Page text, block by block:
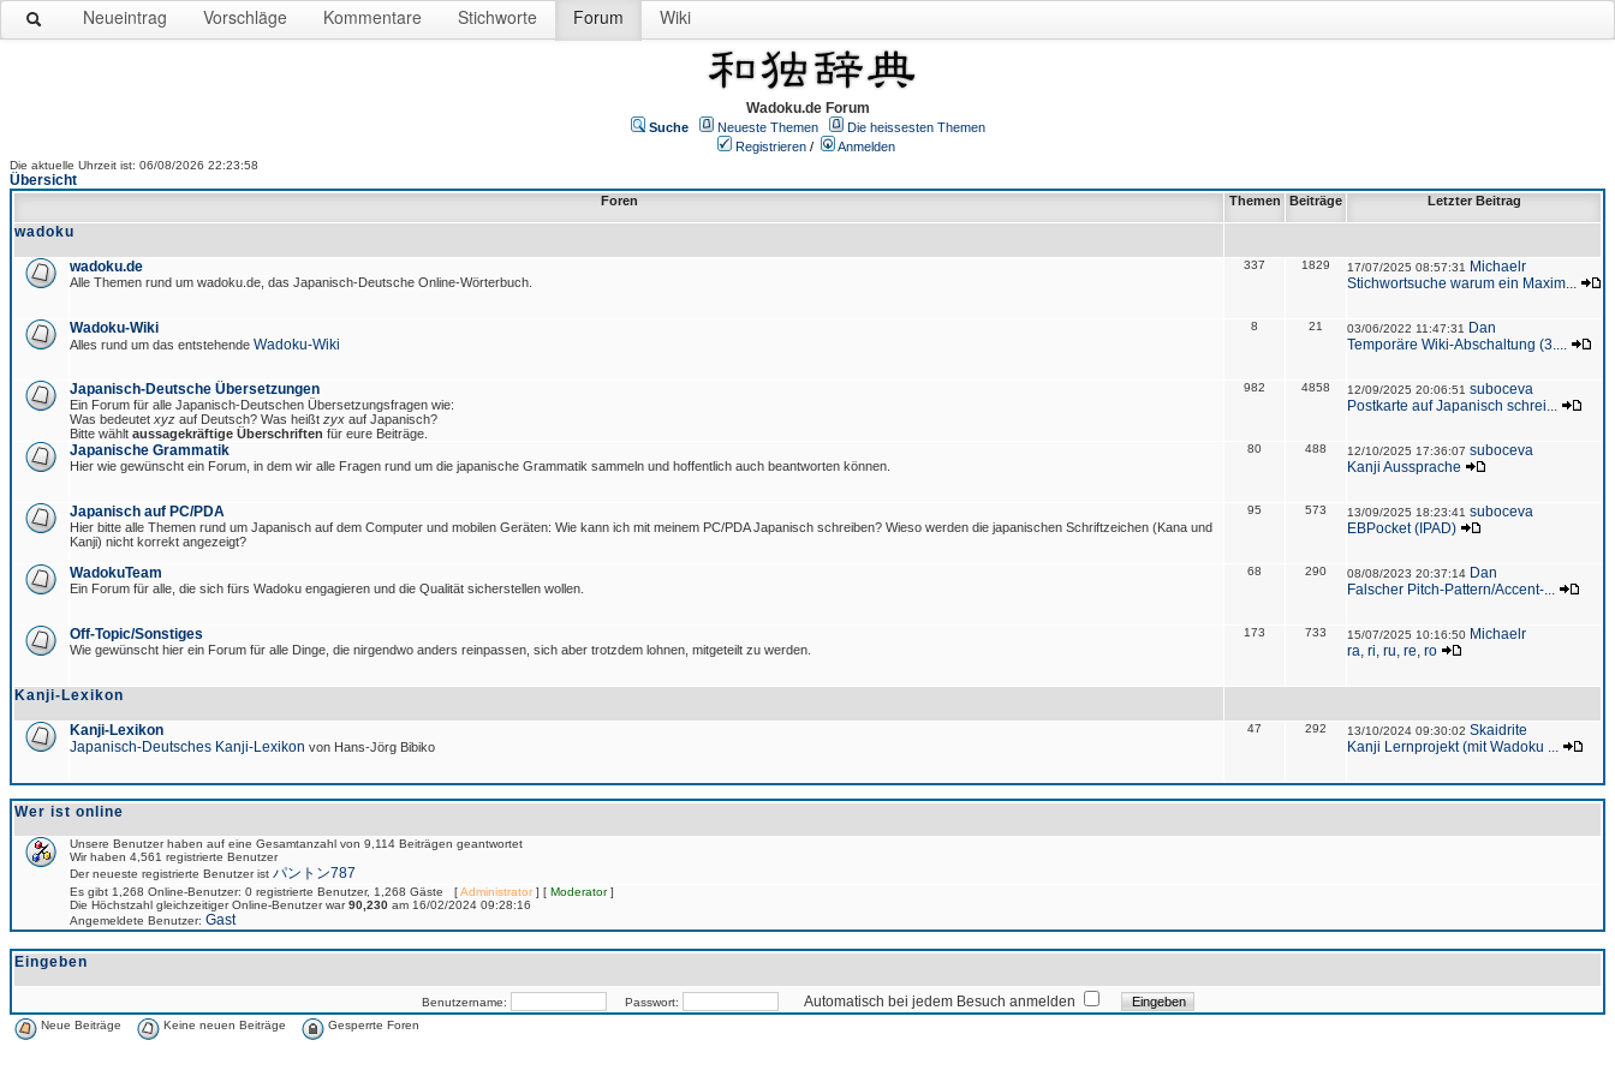
Neueintrag Vorschläge Kommentare Stichworte Forum Wiki
Wadoku.de Forum
Suche Neueste Themen
Die heissesten Themen
Registrieren / Anmelden
Die aktuelle Uhrzeit ist: 06/08/2026 22:23:58
Übersicht
Foren Themen Beiträge Letzter Beitrag
wadoku
wadoku.de
Alle Themen rund um wadoku.de, das Japanisch-Deutsche Online-Wörterbuch.
337 1829 17/07/2025 08:57:31
Michaelr
Stichwortsuche warum ein Maxim...
Wadoku-Wiki
Alles rund um das entstehende Wadoku-Wiki
8 21 03/06/2022 11:47:31
Dan
Temporäre Wiki-Abschaltung (3....
Japanisch-Deutsche Übersetzungen
Ein Forum für alle Japanisch-Deutschen Übersetzungsfragen wie:
Was bedeutet xyz auf Deutsch? Was heißt zyx auf Japanisch?
Bitte wählt aussagekräftige Überschriften für eure Beiträge.
982 4858 12/09/2025 20:06:51 suboceva
Postkarte auf Japanisch schrei...
Japanische Grammatik
Hier wie gewünscht ein Forum, in dem wir alle Fragen rund um die japanische Grammatik sammeln und hoffentlich auch beantworten können.
80 488 12/10/2025 17:36:07 suboceva
Kanji Aussprache
Japanisch auf PC/PDA
Hier bitte alle Themen rund um Japanisch auf dem Computer und mobilen Geräten: Wie kann ich mit meinem PC/PDA Japanisch schreiben? Wieso werden die japanischen Schriftzeichen (Kana und
Kanji) nicht korrekt angezeigt?
95 573 13/09/2025 18:23:41 suboceva
EBPocket (IPAD)
WadokuTeam
Ein Forum für alle, die sich fürs Wadoku engagieren und die Qualität sicherstellen wollen.
68 290 08/08/2023 20:37:14 Dan
Falscher Pitch-Pattern/Accent-...
Off-Topic/Sonstiges
Wie gewünscht hier ein Forum für alle Dinge, die nirgendwo anders reinpassen, sich aber trotzdem lohnen, mitgeteilt zu werden.
173 733 15/07/2025 10:16:50 Michaelr
ra, ri, ru, re, ro
Kanji-Lexikon
Kanji-Lexikon
Japanisch-Deutsches Kanji-Lexikon von Hans-Jörg Bibiko
47 292 13/10/2024 09:30:02 Skaidrite
Kanji Lernprojekt (mit Wadoku ...
Wer ist online
Unsere Benutzer haben auf eine Gesamtanzahl von 9,114 Beiträgen geantwortet
Wir haben 4,561 registrierte Benutzer
Der neueste registrierte Benutzer ist パントン787
Es gibt 1,268 Online-Benutzer: 0 registrierte Benutzer, 1,268 Gäste [Administrator] [ Moderator]
Die Höchstzahl gleichzeitiger Online-Benutzer war90,230 am 16/02/2024 09:28:16
Angemeldete Benutzer: Gast
Eingeben
Benutzername: Passwort: Automatisch bei jedem Besuch anmelden
Neue Beiträge Keine neuen Beiträge Gesperrte Foren